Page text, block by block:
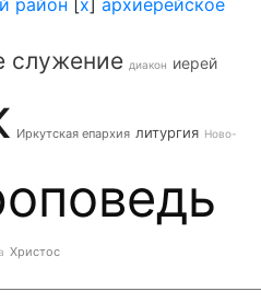
район [x] архиерейское
служение диакон иерей
Иркутская епархия литургия Ново-
Христос